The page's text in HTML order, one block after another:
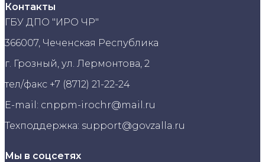
Контакты
ГБУ ДПО "ИРО ЧР"
366007, Чеченская Республика
г. Грозный, ул. Лермонтова, 2
тел/факс +7 (8712) 21-22-24
E-mail: cnppm-irochr@mail.ru
Техподдержка: support@govzalla.ru
Мы в соцсетях